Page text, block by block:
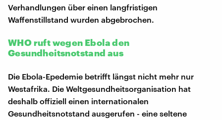
Verhandlungen über einen langfristigen
Waffenstillstand wurden abgebrochen.
WHO ruft wegen Ebola den
Gesundheitsnotstand aus
Die Ebola-Epedemie betrifft längst nicht mehr nur
Westafrika. Die Weltgesundheitsorganisation hat
deshalb offiziell einen internationalen
Gesundheitsnotstand ausgerufen - eine seltene